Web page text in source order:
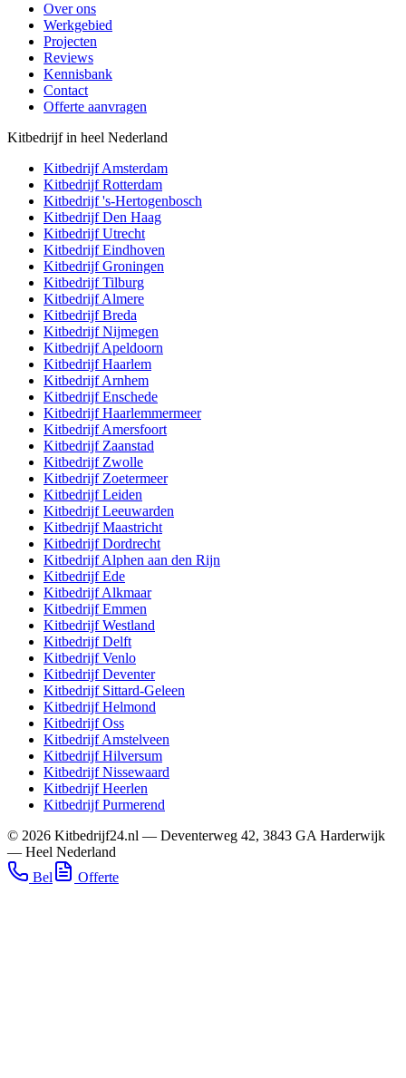
Over ons
Werkgebied
Projecten
Reviews
Kennisbank
Contact
Offerte aanvragen
Kitbedrijf in heel Nederland
KitbedrijfAmsterdam
KitbedrijfRotterdam
Kitbedrijf's-Hertogenbosch
KitbedrijfDen Haag
KitbedrijfUtrecht
KitbedrijfEindhoven
KitbedrijfGroningen
KitbedrijfTilburg
KitbedrijfAlmere
KitbedrijfBreda
KitbedrijfNijmegen
KitbedrijfApeldoorn
KitbedrijfHaarlem
KitbedrijfArnhem
KitbedrijfEnschede
KitbedrijfHaarlemmermeer
KitbedrijfAmersfoort
Kitbedrijf Zaanstad
Kitbedrijf Zwolle
Kitbedrijf Zoetermeer
KitbedrijfLeiden
KitbedrijfLeeuwarden
KitbedrijfMaastricht
KitbedrijfDordrecht
KitbedrijfAlphen aan den Rijn
KitbedrijfEde
KitbedrijfAlkmaar
KitbedrijfEmmen
KitbedrijfWestland
KitbedrijfDelft
KitbedrijfVenlo
KitbedrijfDeventer
Kitbedrijf Sittard-Geleen
KitbedrijfHelmond
KitbedrijfOss
KitbedrijfAmstelveen
KitbedrijfHilversum
KitbedrijfNissewaard
KitbedrijfHeerlen
KitbedrijfPurmerend
© 2026 Kitbedrijf24.nl — Deventerweg 42, 3843 GA Harderwijk
— Heel Nederland
Bel
Offerte